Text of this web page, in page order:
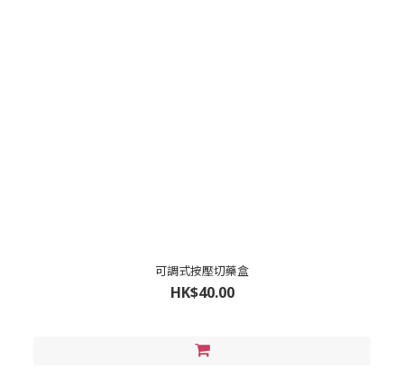
可調式按壓切藥盒
HK$40.00